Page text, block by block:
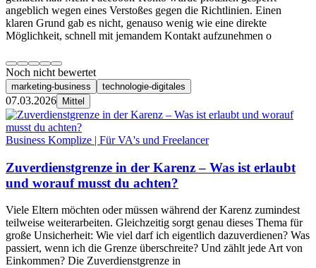
angeblich wegen eines Verstoßes gegen die Richtlinien. Einen
klaren Grund gab es nicht, genauso wenig wie eine direkte
Möglichkeit, schnell mit jemandem Kontakt aufzunehmen o
Noch nicht bewertet
marketing-business technologie-digitales
07.03.2026 Mittel
Business Komplize | Für VA's und Freelancer
Zuverdienstgrenze in der Karenz – Was ist erlaubt
und worauf musst du achten?
Viele Eltern möchten oder müssen während der Karenz zumindest
teilweise weiterarbeiten. Gleichzeitig sorgt genau dieses Thema für
große Unsicherheit: Wie viel darf ich eigentlich dazuverdienen? Was
passiert, wenn ich die Grenze überschreite? Und zählt jede Art von
Einkommen? Die Zuverdienstgrenze in